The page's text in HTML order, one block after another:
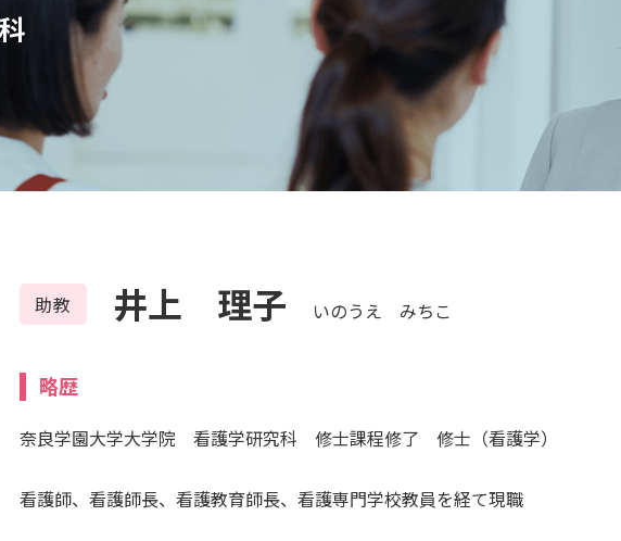
助教 井上 理子 いのうえ みちこ
略歴
奈良学園大学大学院 看護学研究科 修士課程修了 修士（看護学）
看護師、看護師長、看護教育師長、看護専門学校教員を経て現職